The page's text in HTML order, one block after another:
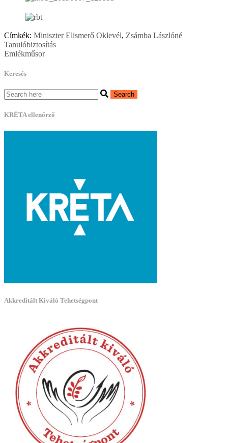
Címkék: Miniszter Elismerő Oklevél, Zsámba Lászlóné
Bejegyzés
navigáció
Tanulóbiztosítás
Emlékműsor
Keresés
KRÉTA ellenőrző
Akkreditált Kiváló Tehetségpont